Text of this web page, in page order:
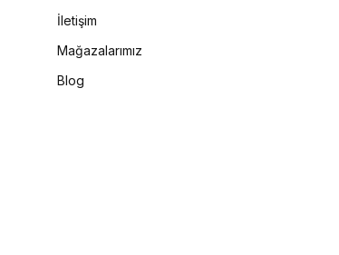
İletişim
Mağazalarımız
Blog